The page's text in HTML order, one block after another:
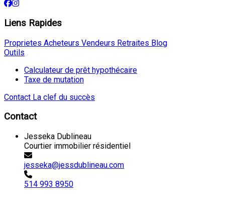
Liens Rapides
Proprietes Acheteurs Vendeurs Retraites Blog
Outils
Calculateur de prêt hypothécaire
Taxe de mutation
Contact La clef du succès
Contact
Jesseka Dublineau
Courtier immobilier résidentiel
jesseka@jessdublineau.com
514 993 8950